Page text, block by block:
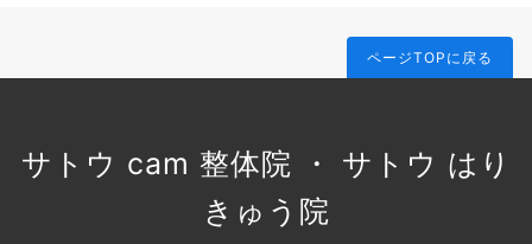
ページTOPに戻る
サトウ cam 整体院 ・ サトウ はり
きゅう院